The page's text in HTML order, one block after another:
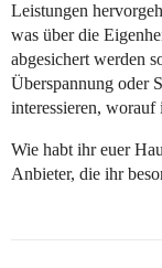
Leistungen
was über die
abgesichert werden
Überspannung oder
interessieren, worauf
Wie habt ihr euer
Anbieter, die ihr